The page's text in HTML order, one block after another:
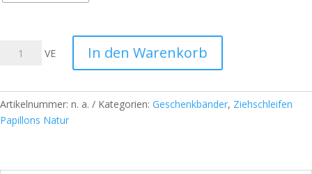
Packfix
Ziehschleifen
-
Rost
VE In den Warenkorb
Artikelnummer: n. a. Kategorien: Geschenkbänder, Ziehschleifen
Papillons Natur